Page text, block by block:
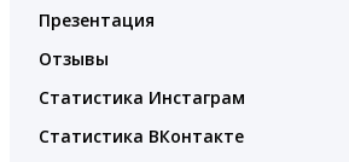
Презентация
Отзывы
Статистика Инстаграм
Статистика ВКонтакте